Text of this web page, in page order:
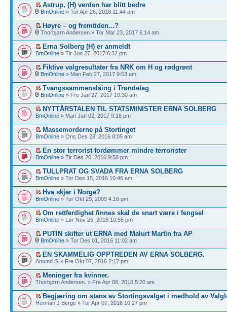
Astrup, (H) verden har blitt bedre
BmOnline » Tor Apr 26, 2018 11:44 am
Høyre – og fremtiden...?
Thorbjørn Andersen » Tor Mar 23, 2017 6:14 am
Erna Solberg (H) er anmeldt
BmOnline » Tir Jun 27, 2017 6:32 pm
Fiktive valgresultater fra NRK om H og rødgrønt
BmOnline » Man Feb 27, 2017 9:53 am
Tvangssammenslåing i Trøndelag
BmOnline » Fre Jan 27, 2017 10:30 am
NYTTÅRSTALEN TIL STATSMINISTER ERNA SOLBERG
BmOnline » Man Jan 02, 2017 9:18 pm
Massemorderne på Stortinget
BmOnline » Ons Des 28, 2016 8:05 am
En stor terrorist fordømmer mindre terrorister
BmOnline » Tir Des 20, 2016 9:58 pm
TULLPRAT OG SVADA FRA ERNA SOLBERG
BmOnline » Tor Des 15, 2016 10:46 am
Hva skjer i Norge?
BmOnline » Tor Okt 29, 2009 4:16 pm
Om rettferdighet finnes skal de snart være i fengsel
BmOnline » Lør Nov 26, 2016 10:55 pm
PUTIN skifter ut ERNA med Malurt Martin fra AP
BmOnline » Tor Des 01, 2016 11:02 am
EN SKAMMELIG OPPTREDEN AV ERNA SOLBERG.
Amund G » Fre Okt 07, 2016 2:17 pm
Meninger fra kvinner.
Thorbjørn Andersen. » Fre Apr 08, 2016 5:20 am
Begjæring om stans av Stortingsvalget i medhold av
Herman J Berge » Tor Apr 07, 2016 10:27 pm